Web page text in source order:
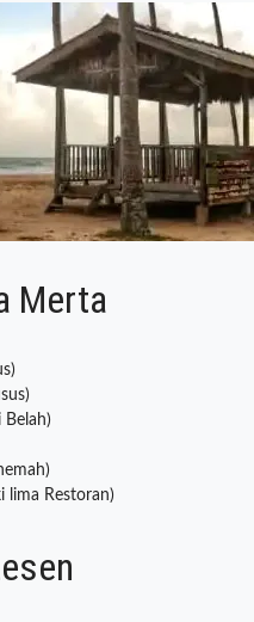
Merta
Belah)
lima Restoran)